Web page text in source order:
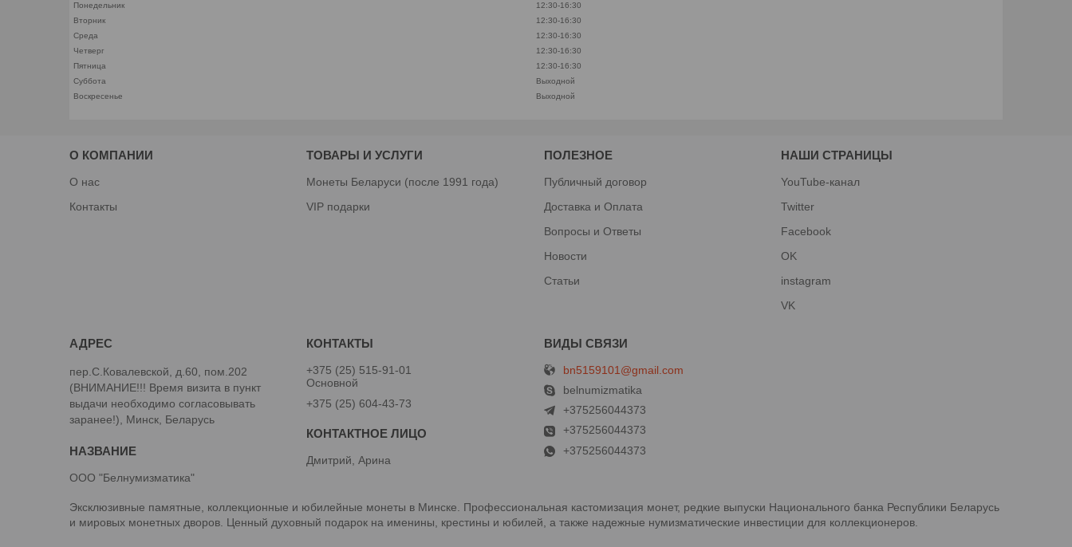
Понедельник
12:30-16:30
Вторник
12:30-16:30
Среда
12:30-16:30
Четверг
12:30-16:30
Пятница
12:30-16:30
Суббота
Выходной
Воскресенье
Выходной
О КОМПАНИИ
О нас
Контакты
ТОВАРЫ И УСЛУГИ
Монеты Беларуси (после 1991 года)
VIP подарки
ПОЛЕЗНОЕ
Публичный договор
Доставка и Оплата
Вопросы и Ответы
Новости
Статьи
НАШИ СТРАНИЦЫ
YouTube-канал
Twitter
Facebook
OK
instagram
VK
пер.С.Ковалевской, д.60, пом.202
(ВНИМАНИЕ!!! Время визита в пункт
выдачи необходимо согласовывать
заранее!), Минск, Беларусь
ООО "Белнумизматика"
+375 (25) 515-91-01
Основной
+375 (25) 604-43-73
Дмитрий, Арина
bn5159101@gmail.com
belnumizmatika
+375256044373
+375256044373
+375256044373
Эксклюзивные памятные, коллекционные и юбилейные монеты в Минске. Профессиональная кастомизация монет, редкие выпуски Национального банка Республики Беларусь
и мировых монетных дворов. Ценный духовный подарок на именины, крестины и юбилей, а также надежные нумизматические инвестиции для коллекционеров.